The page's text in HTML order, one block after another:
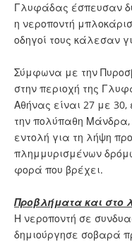
Γλυφάδας έσπευσαν
η νεροποντή
οδηγοί τους κάλεσαν
Σύμφωνα με την
στην περιοχή της
Αθήνας είναι 27 με
την πολύπαθη Μάνδρα,
εντολή για τη λήψη
πλημμυρισμένων
φορά που βρέχει.
Προβλήματα και στο
Η νεροποντή σε
δημιούργησε σοβαρά